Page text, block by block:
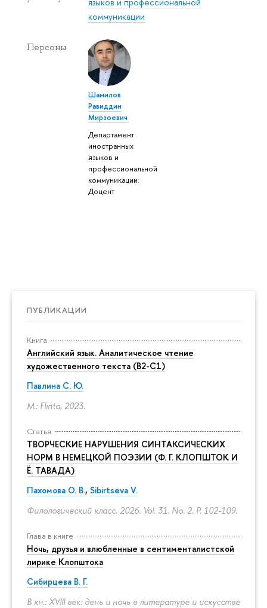
ПУБЛИКАЦИИ
Книга
Английский язык. Аналитическое чтение
художественного текста (B2-C1)
Павлина С. Ю.
M.: Flinta, 2023.
Статья
ТВОРЧЕСКИЕ НАРУШЕНИЯ СИНТАКСИЧЕСКИХ
НОРМ В НЕМЕЦКОЙ ПОЭЗИИ (Ф. Г. КЛОПШТОК И
Ё. ТАВАДА)
Пахомова О. В., Sibirtseva V.
Филологический класс. 2026. Vol. 31. No. 2. P. 102-109.
Глава в книге
Ночь, друзья и влюбленные в сентименталистской
лирике Клопштока
Сибирцева В. Г.
В кн.: XVIII век: день и ночь в литературе и искусстве
коммуникации
Персоны
Шамилов
Равиддин
Мирзоевич
Департамент
иностранных
языков и
профессиональной
коммуникации:
Доцент